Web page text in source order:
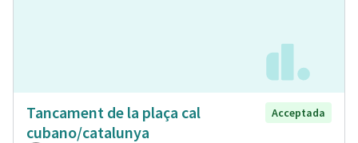
Tancament de la plaça cal
cubano/catalunya
Acceptada